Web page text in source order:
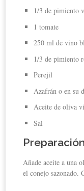
1/3 de pimiento
1 tomate
250 ml de vino
1/3 de pimiento
Perejil
Azafrán o en su
Aceite de oliva
Sal
Preparación
Añade aceite a una
el conejo sazonado.